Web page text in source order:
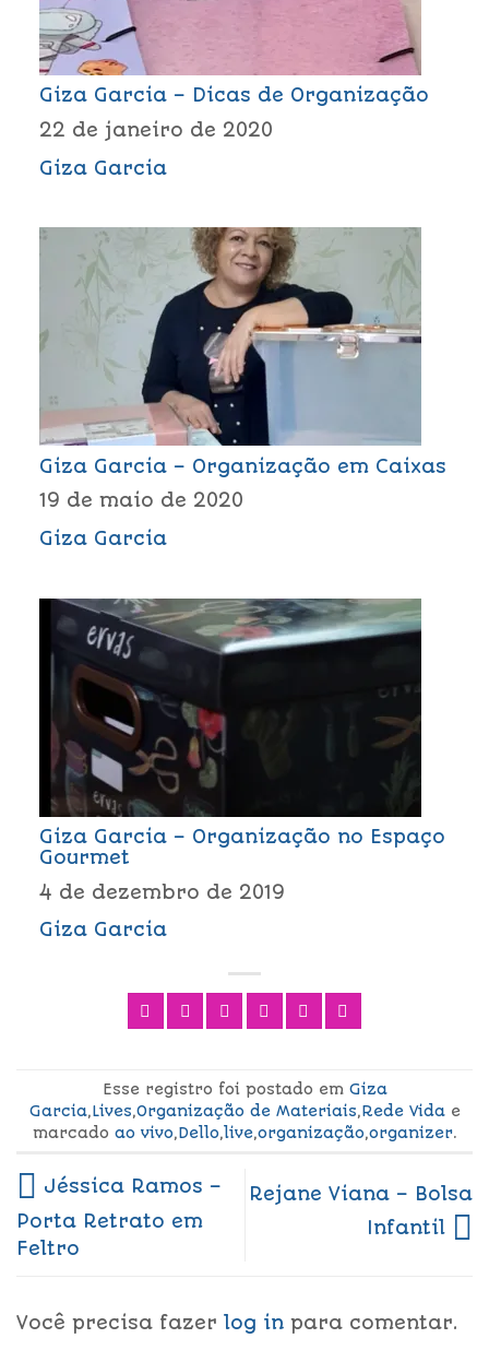
Giza Garcia – Dicas de Organização
22 de janeiro de 2020
Giza Garcia
Giza Garcia – Organização em Caixas
19 de maio de 2020
Giza Garcia
Giza Garcia – Organização no Espaço
Gourmet
4 de dezembro de 2019
Giza Garcia
Esse registro foi postado em Giza
Garcia,Lives,Organização de Materiais,Rede Vidae
marcado ao vivo,Dello,live,organização,organizer.
Jéssica Ramos –
Porta Retrato em
Feltro
Rejane Viana – Bolsa
Infantil
Você precisa fazer log in para comentar.